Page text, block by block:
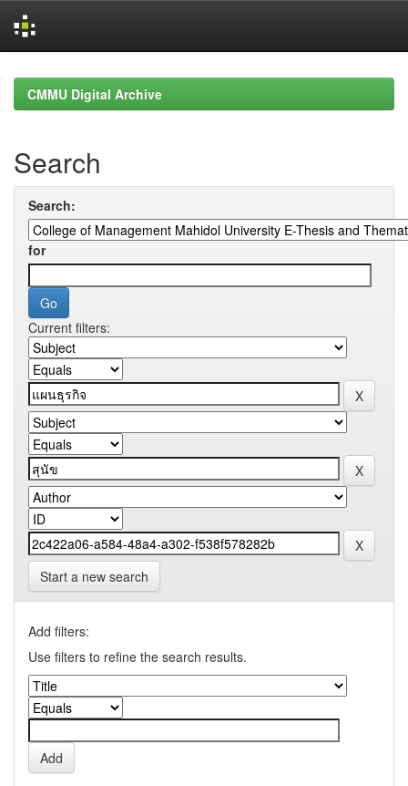
navigationCMMU Digital Archive
Search
Search:
for
Current filters:
Start a new search
Add filters:
Use filters to refine the search results.